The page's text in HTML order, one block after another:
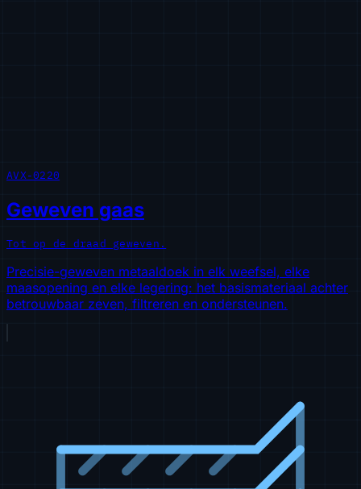
AVX-0220
Geweven gaas
Tot op de draad geweven.
Precisie-geweven metaaldoek in elk weefsel, elke
maasopening en elke legering: het basismateriaal achter
betrouwbaar zeven, filtreren en ondersteunen.